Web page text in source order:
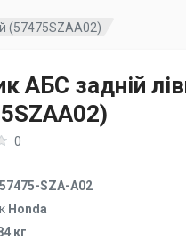
(57475SZAA02)
АБС задній
0
57475-SZA-A02
Honda
кг